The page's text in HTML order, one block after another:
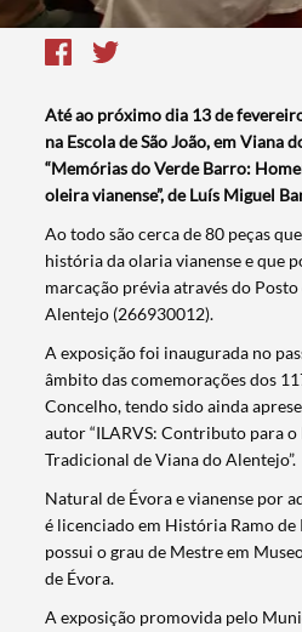
Até ao próximo dia 13 de
na Escola de São João, em Viana
“Memórias do Verde Barro:
oleira vianense”, de Luís Miguel
Ao todo são cerca de 80 peças
história da olaria vianense e que
marcação prévia através do
Alentejo (266930012).
A exposição foi inaugurada no
âmbito das comemorações dos
Concelho, tendo sido ainda
autor “ILARVS: Contributo para
Tradicional de Viana do Alentejo”.
Natural de Évora e vianense por
é licenciado em História Ramo
possui o grau de Mestre em
de Évora.
A exposição promovida pelo